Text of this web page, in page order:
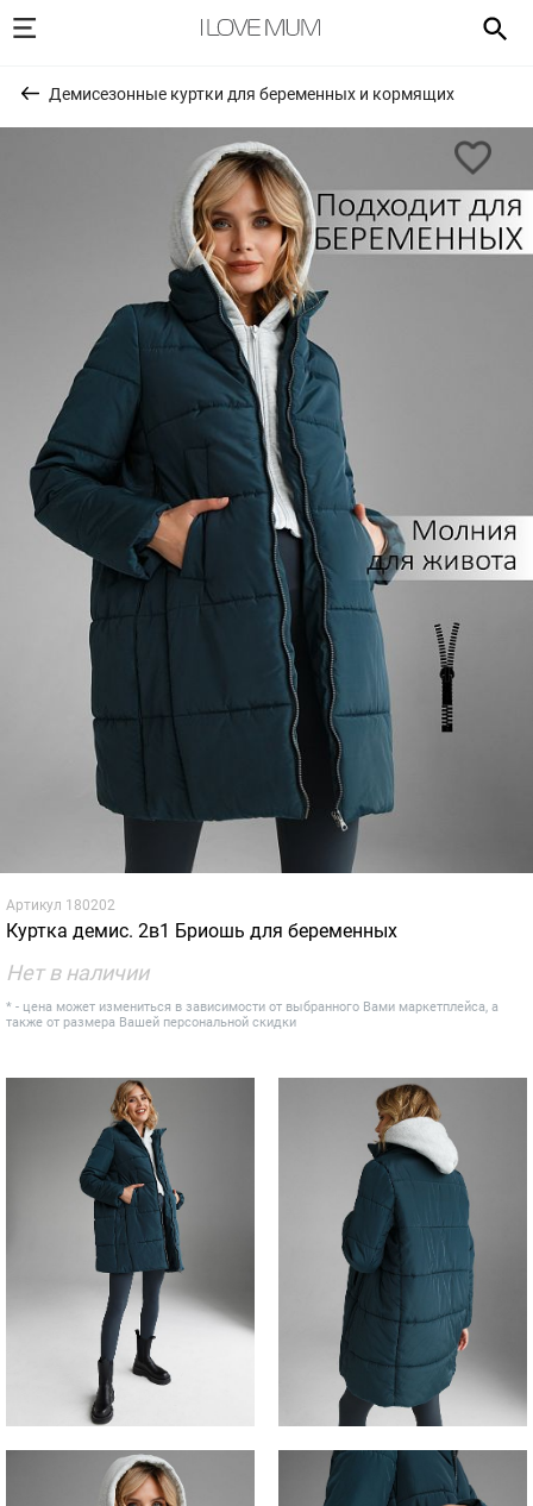
Демисезонные куртки для беременных и кормящих
Артикул 180202
Куртка демис. 2в1 Бриошь для беременных
Нет в наличии
* - цена может измениться в зависимости от выбранного Вами маркетплейса, а
также от размера Вашей персональной скидки